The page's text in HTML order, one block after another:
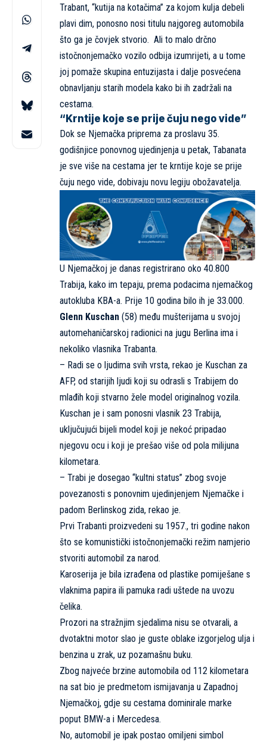
Trabant, “kutija na kotačima” za kojom kulja debeli
plavi dim, ponosno nosi titulu najgoreg automobila
što ga je čovjek stvorio. Ali to malo drčno
istočnonjemačko vozilo odbija izumrijeti, a u tome
joj pomaže skupina entuzijasta i dalje posvećena
obnavljanju starih modela kako bi ih zadržali na
cestama.
“Krntije koje se prije čuju nego vide”
Dok se Njemačka priprema za proslavu 35.
godišnjice ponovnog ujedinjenja u petak, Tabanata
je sve više na cestama jer te krntije koje se prije
čuju nego vide, dobivaju novu legiju obožavatelja.
U Njemačkoj je danas registrirano oko 40.800
Trabija, kako im tepaju, prema podacima njemačkog
autokluba KBA-a. Prije 10 godina bilo ih je 33.000.
Glenn Kuschan (58) među mušterijama u svojoj
automehaničarskoj radionici na jugu Berlina ima i
nekoliko vlasnika Trabanta.
– Radi se o ljudima svih vrsta, rekao je Kuschan za
AFP, od starijih ljudi koji su odrasli s Trabijem do
mlađih koji stvarno žele model originalnog vozila.
Kuschan je i sam ponosni vlasnik 23 Trabija,
uključujući bijeli model koji je nekoć pripadao
njegovu ocu i koji je prešao više od pola milijuna
kilometara.
– Trabi je dosegao “kultni status” zbog svoje
povezanosti s ponovnim ujedinjenjem Njemačke i
padom Berlinskog zida, rekao je.
Prvi Trabanti proizvedeni su 1957., tri godine nakon
što se komunistički istočnonjemački režim namjerio
stvoriti automobil za narod.
Karoserija je bila izrađena od plastike pomiješane s
vlaknima papira ili pamuka radi uštede na uvozu
čelika.
Prozori na stražnjim sjedalima nisu se otvarali, a
dvotaktni motor slao je guste oblake izgorjelog ulja i
benzina u zrak, uz pozamašnu buku.
Zbog najveće brzine automobila od 112 kilometara
na sat bio je predmetom ismijavanja u Zapadnoj
Njemačkoj, gdje su cestama dominirale marke
poput BMW-a i Mercedesa.
No, automobil je ipak postao omiljeni simbol